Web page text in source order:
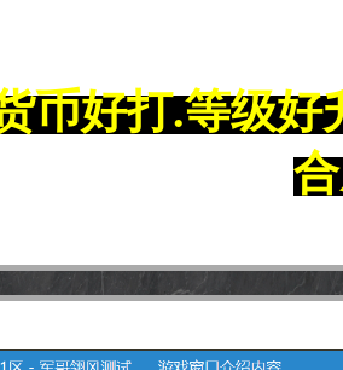
币好打.等级好